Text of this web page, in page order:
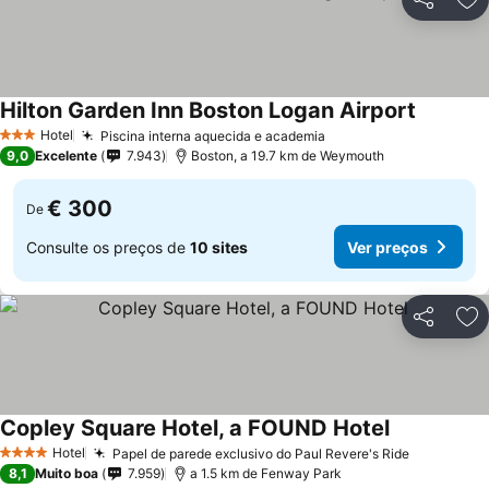
Partilhar
3 EstrelasHotel Piscina interna aquecida e academia
Hilton Garden Inn Boston Logan Airport
9,0 Excelente 7.943 Boston, a 19.7 km de Weymouth
De € 300
Consulte os preços de 10 sites Ver preços
Partilhar
4 EstrelasHotel Papel de parede exclusivo do Paul Revere's Ride
Copley Square Hotel, a FOUND Hotel
8,1 Muito boa 7.959 a 1.5 km de Fenway Park